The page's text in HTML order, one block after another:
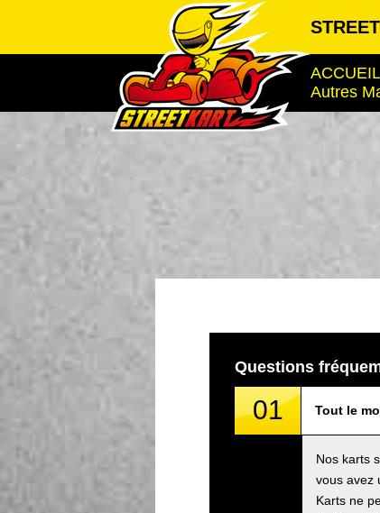
ACCUEIL
Autres
Questions
01 Tout le
Nos karts
vous avez
Karts ne